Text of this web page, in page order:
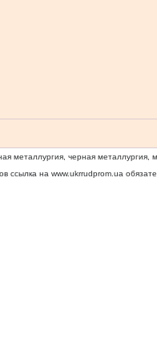
металлургия, черная металлургия,
ссылка на www.ukrrudprom.ua